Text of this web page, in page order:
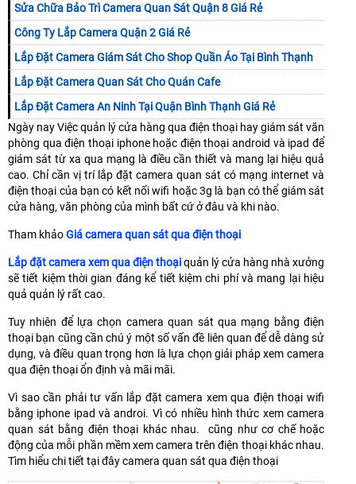
Sửa Chữa Bảo Trì Camera Quan Sát Quận 8 Giá Rẻ
Công Ty Lắp Camera Quận 2 Giá Rẻ
Lắp Đặt Camera Giám Sát Cho Shop Quần Áo Tại Bình Thạnh
Lắp Đặt Camera Quan Sát Cho Quán Cafe
Lắp Đặt Camera An Ninh Tại Quận Bình Thạnh Giá Rẻ
Ngày nay Việc quản lý cửa hàng qua điện thoại hay giám sát văn
phòng qua điện thoại iphone hoặc điện thoại android và ipad để
giám sát từ xa qua mạng là điều cần thiết và mang lại hiệu quả
cao. Chỉ cần vị trí lắp đặt camera quan sát có mạng internet và
điện thoại của bạn có kết nối wifi hoặc 3g là bạn có thể giám sát
cửa hàng, văn phòng của mình bất cứ ở đâu và khi nào.
Tham khảoGiá camera quan sát qua điện thoại
Lắp đặt camera xem qua điện thoạiquản lý cửa hàng nhà xưởng
sẽ tiết kiệm thời gian đáng kể tiết kiệm chi phí và mang lại hiệu
quả quản lý rất cao.
Tuy nhiên để lựa chọn camera quan sát qua mạng bằng điện
thoại bạn cũng cần chú ý một số vấn đề liên quan để dễ dàng sử
dụng, và điều quan trọng hơn là lựa chọn giải pháp xem camera
qua điện thoại ổn định và mãi mãi.
Vì sao cần phải tư vấn lắp đặt camera xem qua điện thoại wifi
bằng iphone ipad và androi. Vì có nhiều hình thức xem camera
quan sát bằng điện thoại khác nhau. cũng như cơ chế hoặc
động của mỗi phần mềm xem camera trên điện thoại khác nhau.
Tìm hiểu chi tiết tại đây camera quan sát qua điện thoại